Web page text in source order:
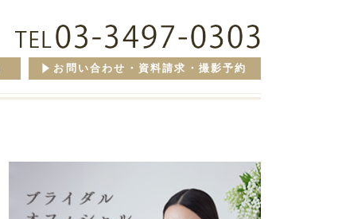
お問い合わせ・資料請求・撮影予約